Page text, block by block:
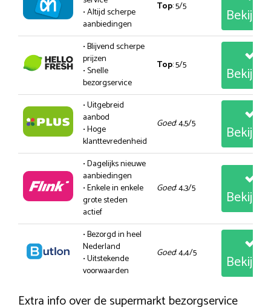
• Altijd scherpe
aanbiedingen
Top: 5/5
• Blijvend scherpe
prijzen
• Snelle
bezorgservice
Top: 5/5
• Uitgebreid
aanbod
• Hoge
klanttevredenheid
Goed: 4,5/5
• Dagelijks nieuwe
aanbiedingen
• Enkele in enkele
grote steden
actief
Goed: 4,3/5
• Bezorgd in heel
Nederland
• Uitstekende
voorwaarden
Goed: 4,4/5
Extra info over de supermarkt bezorgservice